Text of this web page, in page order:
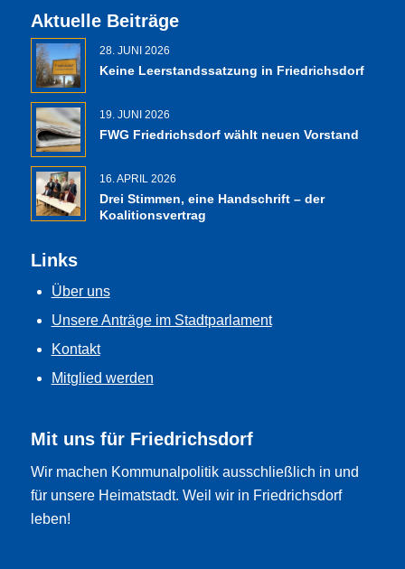
Aktuelle Beiträge
28. JUNI 2026
Keine Leerstandssatzung in Friedrichsdorf
19. JUNI 2026
FWG Friedrichsdorf wählt neuen Vorstand
16. APRIL 2026
Drei Stimmen, eine Handschrift – der
Koalitionsvertrag
Links
Über uns
Unsere Anträge im Stadtparlament
Kontakt
Mitglied werden
Mit uns für Friedrichsdorf
Wir machen Kommunalpolitik ausschließlich in und
für unsere Heimatstadt. Weil wir in Friedrichsdorf
leben!